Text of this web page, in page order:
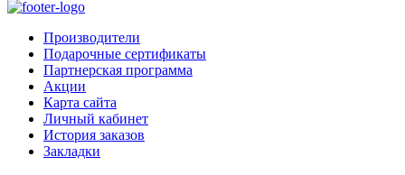
Производители
Подарочные сертификаты
Партнерская программа
Акции
Карта сайта
Личный кабинет
История заказов
Закладки